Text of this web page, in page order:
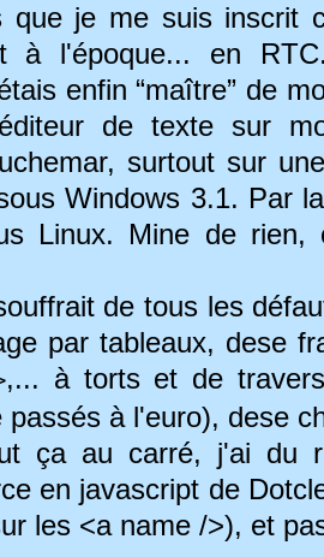
que je me suis inscrit
à l'époque... en
enfin “maître” de
de texte sur
surtout sur
Windows 3.1. Par
Linux. Mine de rien,
de tous les
par tableaux, dese
,... à torts et de
passés à l'euro), dese
ça au carré, j'ai du
en javascript de
les <a name />), et